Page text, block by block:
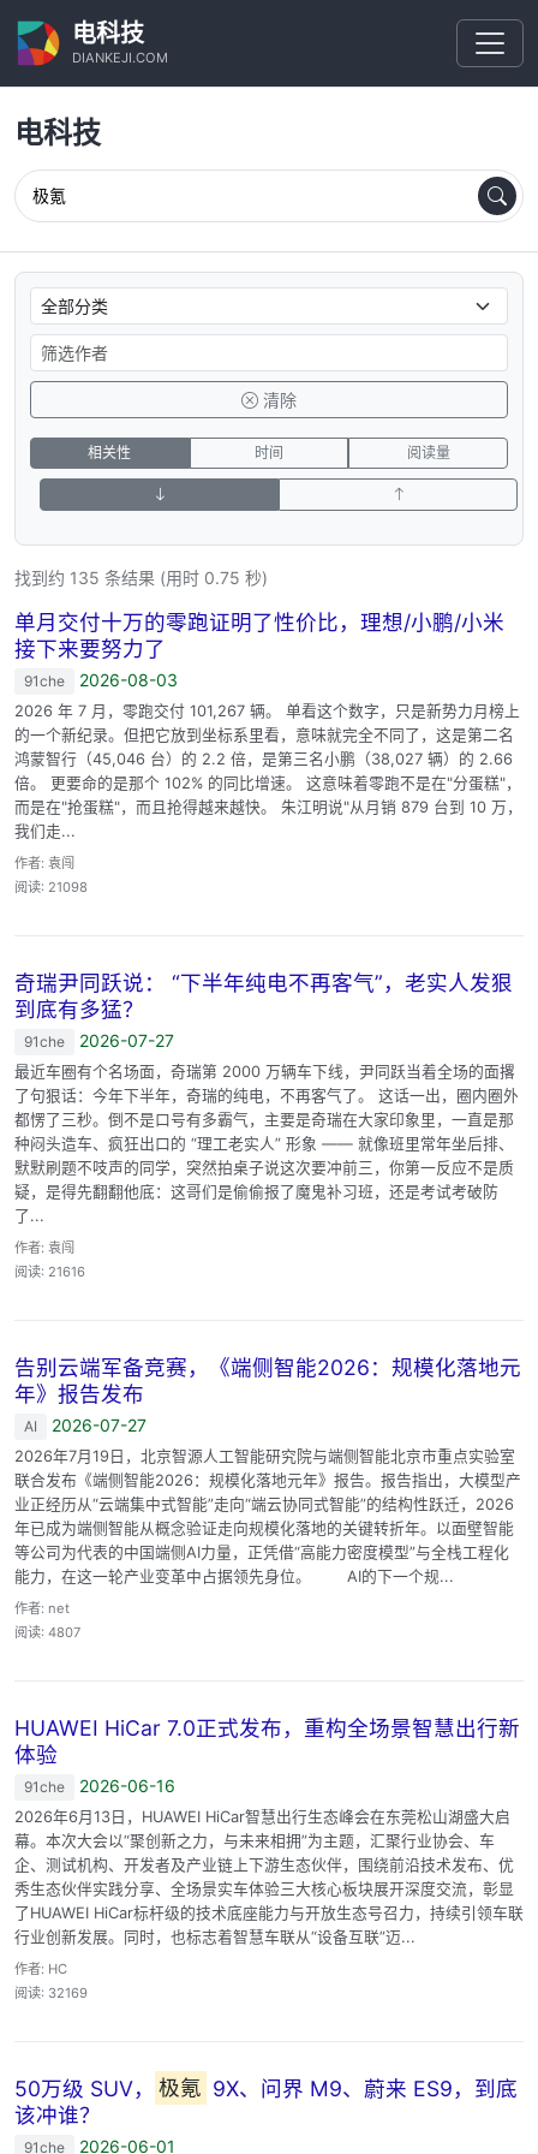
电科技
DIANKEJI.COM
电科技
清除
相关性 时间 阅读量
找到约 135 条结果 (用时 0.75 秒)
单月交付十万的零跑证明了性价比，理想/小鹏/小米
接下来要努力了
91che 2026-08-03
2026 年 7 月，零跑交付 101,267 辆。 单看这个数字，只是新势力月榜上
的一个新纪录。但把它放到坐标系里看，意味就完全不同了，这是第二名
鸿蒙智行（45,046 台）的 2.2 倍，是第三名小鹏（38,027 辆）的 2.66
倍。 更要命的是那个 102% 的同比增速。 这意味着零跑不是在"分蛋糕"，
而是在"抢蛋糕"，而且抢得越来越快。 朱江明说"从月销 879 台到 10 万，
我们走...
作者: 袁闯
阅读: 21098
奇瑞尹同跃说： “下半年纯电不再客气”，老实人发狠
到底有多猛？
91che 2026-07-27
最近车圈有个名场面，奇瑞第 2000 万辆车下线，尹同跃当着全场的面撂
了句狠话：今年下半年，奇瑞的纯电，不再客气了。 这话一出，圈内圈外
都愣了三秒。倒不是口号有多霸气，主要是奇瑞在大家印象里，一直是那
种闷头造车、疯狂出口的 “理工老实人” 形象 —— 就像班里常年坐后排、
默默刷题不吱声的同学，突然拍桌子说这次要冲前三，你第一反应不是质
疑，是得先翻翻他底：这哥们是偷偷报了魔鬼补习班，还是考试考破防
了...
作者: 袁闯
阅读: 21616
告别云端军备竞赛，《端侧智能2026：规模化落地元
年》报告发布
AI 2026-07-27
2026年7月19日，北京智源人工智能研究院与端侧智能北京市重点实验室
联合发布《端侧智能2026：规模化落地元年》报告。报告指出，大模型产
业正经历从“云端集中式智能”走向“端云协同式智能”的结构性跃迁，2026
年已成为端侧智能从概念验证走向规模化落地的关键转折年。以面壁智能
等公司为代表的中国端侧AI力量，正凭借“高能力密度模型”与全栈工程化
能力，在这一轮产业变革中占据领先身位。 AI的下一个规...
作者: net
阅读: 4807
HUAWEI HiCar 7.0正式发布，重构全场景智慧出行新
体验
91che 2026-06-16
2026年6月13日，HUAWEI HiCar智慧出行生态峰会在东莞松山湖盛大启
幕。本次大会以“聚创新之力，与未来相拥”为主题，汇聚行业协会、车
企、测试机构、开发者及产业链上下游生态伙伴，围绕前沿技术发布、优
秀生态伙伴实践分享、全场景实车体验三大核心板块展开深度交流，彰显
了HUAWEI HiCar标杆级的技术底座能力与开放生态号召力，持续引领车联
行业创新发展。同时，也标志着智慧车联从“设备互联”迈...
作者: HC
阅读: 32169
50万级 SUV， 极氪 9X、问界 M9、蔚来 ES9，到底
该冲谁？
91che 2026-06-01